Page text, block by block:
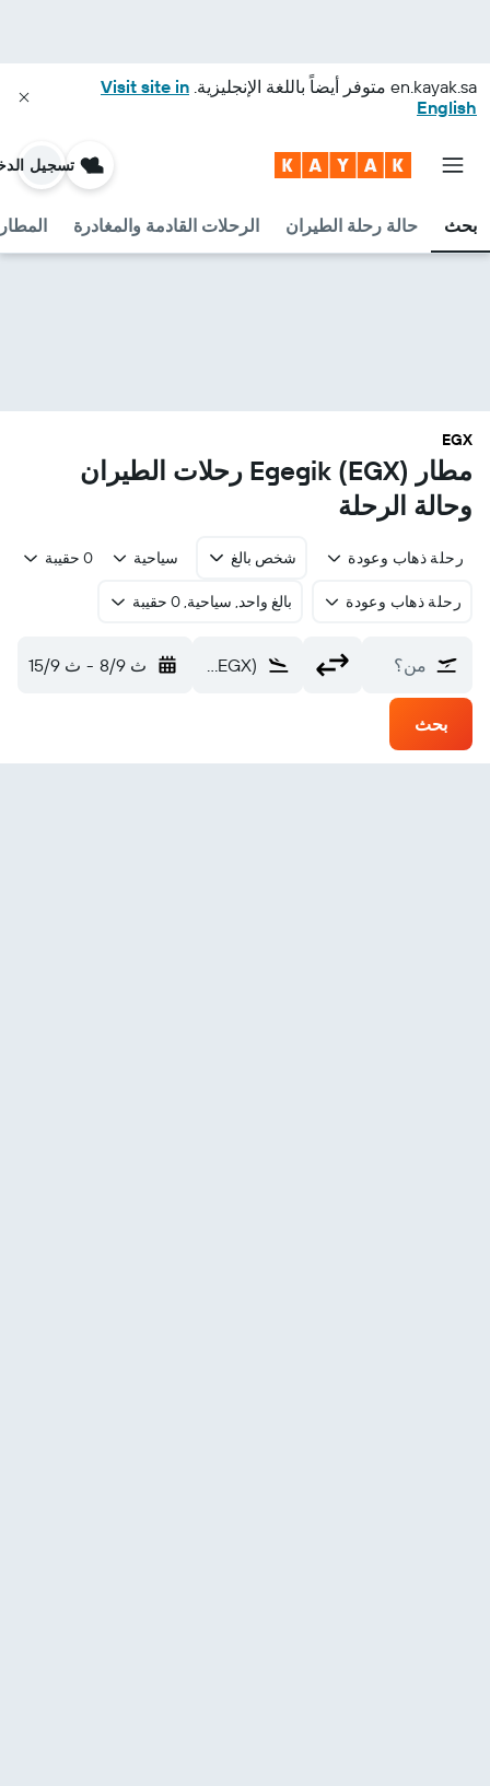
en.kayak.sa متوفر أيضاً باللغة الإنجليزية. Visit site in
English
بحث حالة رحلة الطيران الرحلات القادمة والمغادرة
تسجيل
EGX
مطار Egegik (EGX) رحلات الطيران
وحالة الرحلة
رحلة ذهاب وعودة شخص بالغ سياحية 0 حقيبة
رحلة ذهاب وعودة بالغ واحد, سياحية, 0 حقيبة
من؟ Egegik (EGX) ث 8/9 - ث 15/9
بحث